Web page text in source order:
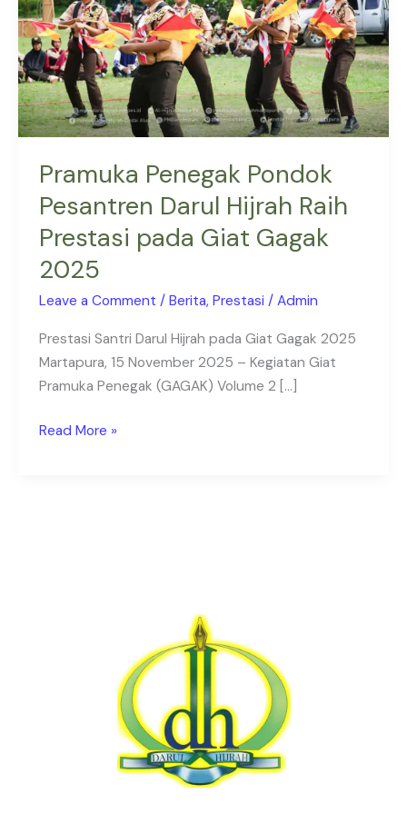
Pramuka Penegak Pondok
Pesantren Darul Hijrah Raih
Prestasi pada Giat Gagak
2025
Leave a Comment /Berita,Prestasi /Admin
Prestasi Santri Darul Hijrah pada Giat Gagak 2025
Martapura, 15 November 2025 – Kegiatan Giat
Pramuka Penegak (GAGAK) Volume 2 […]
Hijrah
Raih
Prestasi
pada
Giat
Gagak
Read More »